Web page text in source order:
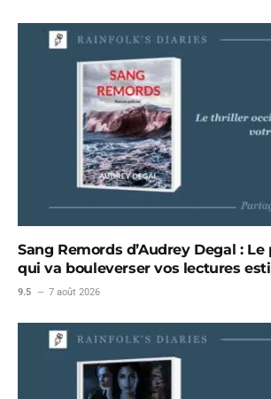
Sang Remords d’Audrey Degal :
qui va bouleverser vos lectures
9.5 7 août 2026